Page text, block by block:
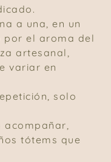
a una, en un
por el aroma del
artesanal,
variar en
solo
acompañar,
tótems que